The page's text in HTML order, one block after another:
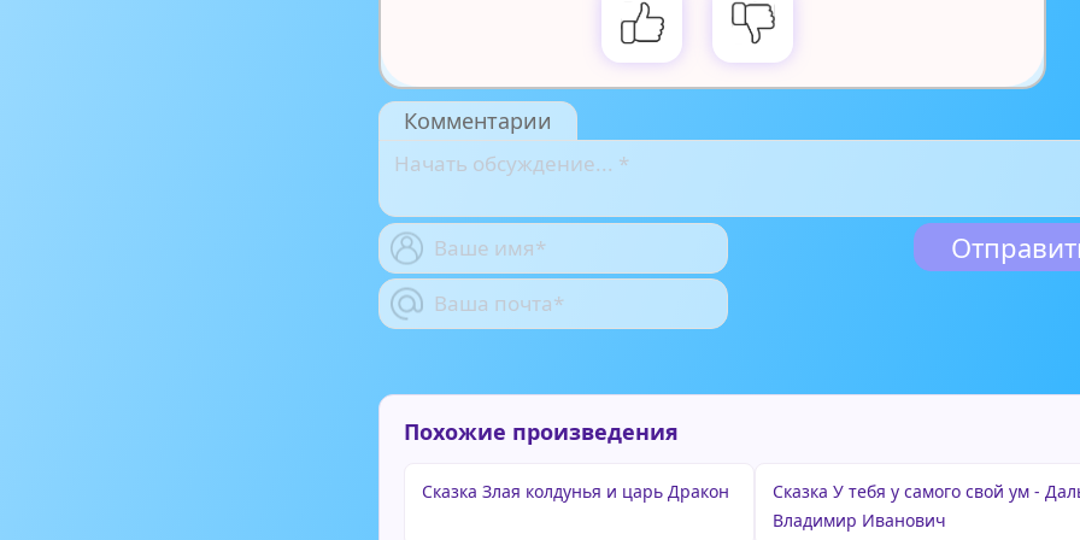
Комментарии
Похожие произведения
Сказка Злая колдунья и царь Дракон
Сказка У тебя у самого свой ум -
Владимир Иванович